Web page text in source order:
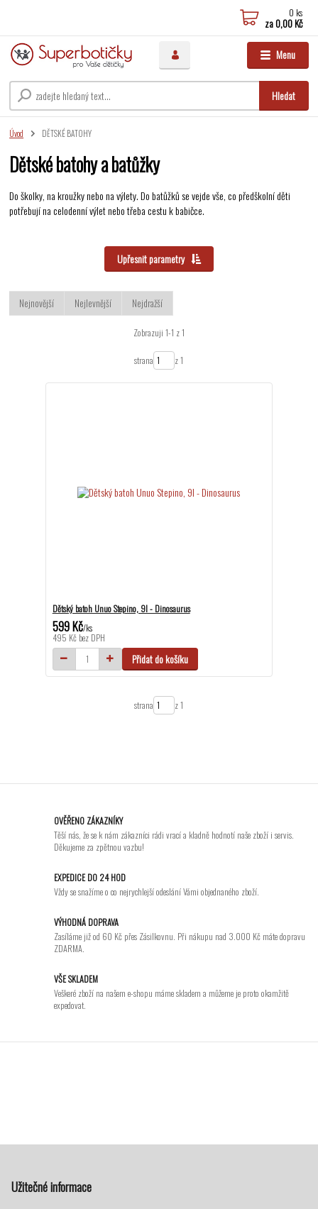
Menu
Hledat
0 ks
za0,00 Kč
Úvod DĚTSKÉ BATOHY
Dětské batohy a batůžky
Do školky, na kroužky nebo na výlety. Do batůžků se vejde vše, co předškolní děti
potřebují na celodenní výlet nebo třeba cestu k babičce.
Upřesnit parametry
Nejnovější Nejlevnější Nejdražší
Zobrazuji 1-1 z 1
strana z 1
Dětský batoh Unuo Stepino, 9l - Dinosaurus
599 Kč/ks
495 Kč bez DPH
Přidat do košíku
strana z 1
OVĚŘENO ZÁKAZNÍKY
Těší nás, že se k nám zákazníci rádi vrací a kladně hodnotí naše zboží i servis.
Děkujeme za zpětnou vazbu!
EXPEDICE DO 24 HOD
Vždy se snažíme o co nejrychlejší odeslání Vámi objednaného zboží.
VÝHODNÁ DOPRAVA
Zasíláme již od 60 Kč přes Zásilkovnu. Při nákupu nad 3.000 Kč máte dopravu
ZDARMA.
VŠE SKLADEM
Veškeré zboží na našem e-shopu máme skladem a můžeme je proto okamžitě
expedovat.
Užitečné informace